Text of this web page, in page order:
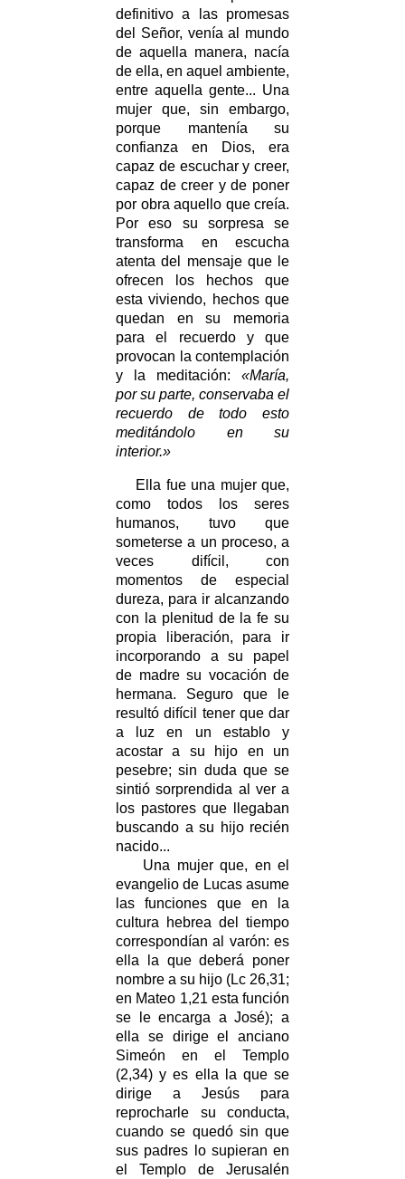
definitivo a las promesas
del Señor, venía al mundo
de aquella manera, nacía
de ella, en aquel ambiente,
entre aquella gente... Una
mujer que, sin embargo,
porque mantenía su
confianza en Dios, era
capaz de escuchar y creer,
capaz de creer y de poner
por obra aquello que creía.
Por eso su sorpresa se
transforma en escucha
atenta del mensaje que le
ofrecen los hechos que
esta viviendo, hechos que
quedan en su memoria
para el recuerdo y que
provocan la contemplación
y la meditación: «María,
por su parte, conservaba el
recuerdo de todo esto
meditándolo en su
interior.»
Ella fue una mujer que,
como todos los seres
humanos, tuvo que
someterse a un proceso, a
veces difícil, con
momentos de especial
dureza, para ir alcanzando
con la plenitud de la fe su
propia liberación, para ir
incorporando a su papel
de madre su vocación de
hermana. Seguro que le
resultó difícil tener que dar
a luz en un establo y
acostar a su hijo en un
pesebre; sin duda que se
sintió sorprendida al ver a
los pastores que llegaban
buscando a su hijo recién
nacido...
Una mujer que, en el
evangelio de Lucas asume
las funciones que en la
cultura hebrea del tiempo
correspondían al varón: es
ella la que deberá poner
nombre a su hijo (Lc 26,31;
en Mateo 1,21 esta función
se le encarga a José); a
ella se dirige el anciano
Simeón en el Templo
(2,34) y es ella la que se
dirige a Jesús para
reprocharle su conducta,
cuando se quedó sin que
sus padres lo supieran en
el Templo de Jerusalén